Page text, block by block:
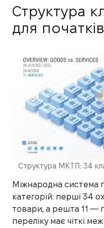
Структура
для
Структура МКТП: 34
Міжнародна система
категорій: перші 34
товари, а решта 11 —
переліку має чіткі